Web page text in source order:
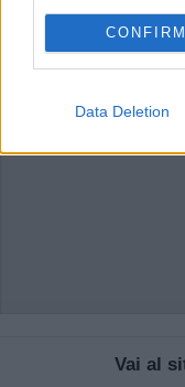
CONFIRM
Data Deletion
Vai al